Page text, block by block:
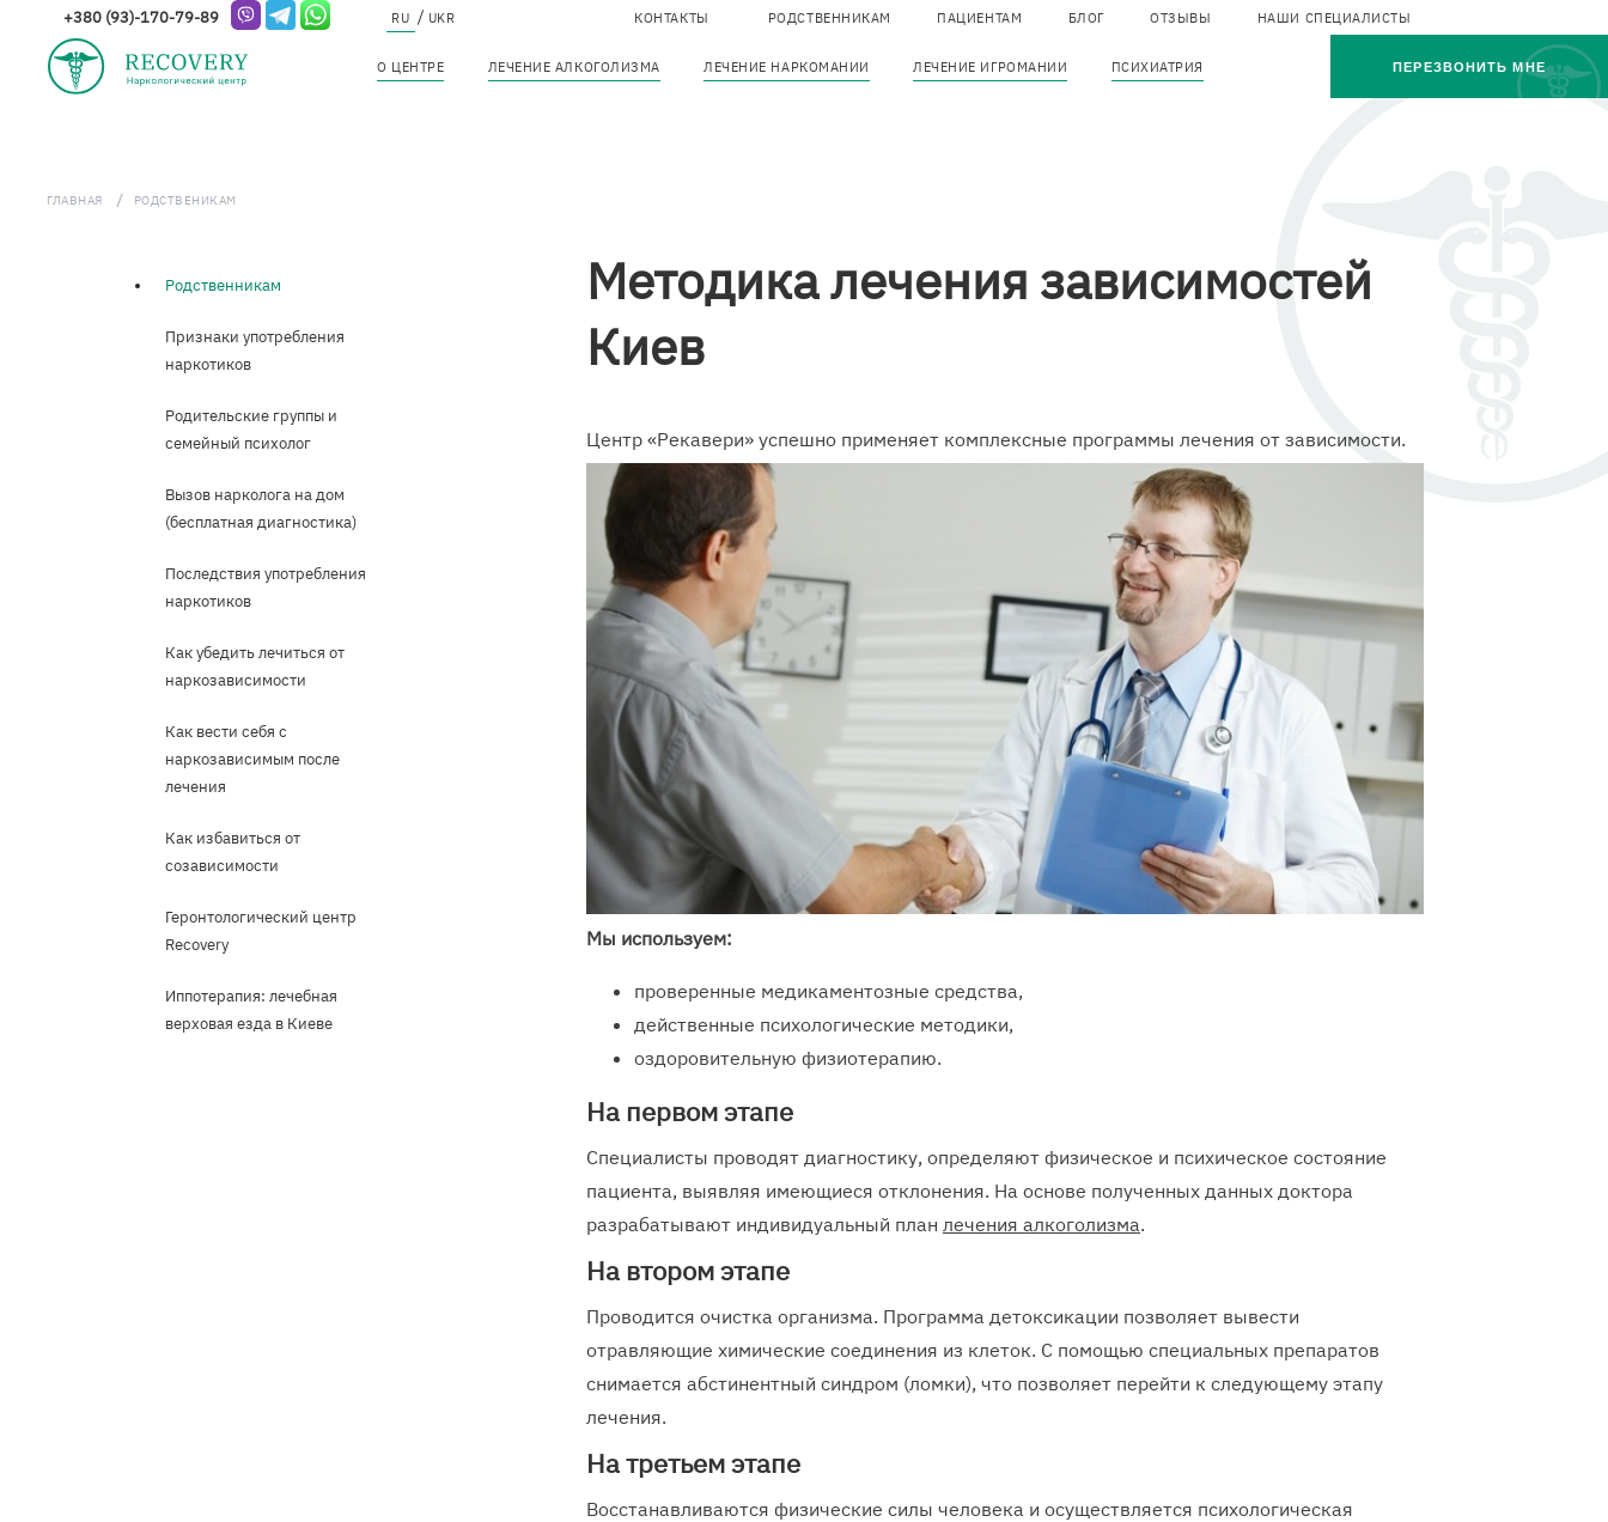
+380 (93)-170-79-89
menu
КОНТАКТЫ РОДСТВЕННИКАМ ПАЦИЕНТАМ БЛОГ ОТЗЫВЫ НАШИ СПЕЦИАЛИСТЫ
Основна
О ЦЕНТРЕ ЛЕЧЕНИЕ АЛКОГОЛИЗМА ЛЕЧЕНИЕ НАРКОМАНИИ ЛЕЧЕНИЕ ИГРОМАНИИ ПСИХИАТРИЯ ПЕРЕЗВОНИТЬ МНЕ
ГЛАВНАЯ РОДСТВЕНИКАМ
Родственникам
Родственникам
Признаки употребления
наркотиков
Родительские группы и
семейный психолог
Вызов нарколога на дом
(бесплатная диагностика)
Последствия употребления
наркотиков
Как убедить лечиться от
наркозависимости
Как вести себя с
наркозависимым после
лечения
Как избавиться от
созависимости
Геронтологический центр
Recovery
Иппотерапия: лечебная
верховая езда в Киеве
Методика лечения зависимостей
Киев
Центр «Рекавери» успешно применяет комплексные программы лечения от зависимости.
Мы используем:
проверенные медикаментозные средства,
действенные психологические методики,
оздоровительную физиотерапию.
На первом этапе
Специалисты проводят диагностику, определяют физическое и психическое состояние
пациента, выявляя имеющиеся отклонения. На основе полученных данных доктора
разрабатывают индивидуальный план лечения алкоголизма.
На втором этапе
Проводится очистка организма. Программа детоксикации позволяет вывести
отравляющие химические соединения из клеток. С помощью специальных препаратов
снимается абстинентный синдром (ломки), что позволяет перейти к следующему этапу
лечения.
На третьем этапе
Восстанавливаются физические силы человека и осуществляется психологическая